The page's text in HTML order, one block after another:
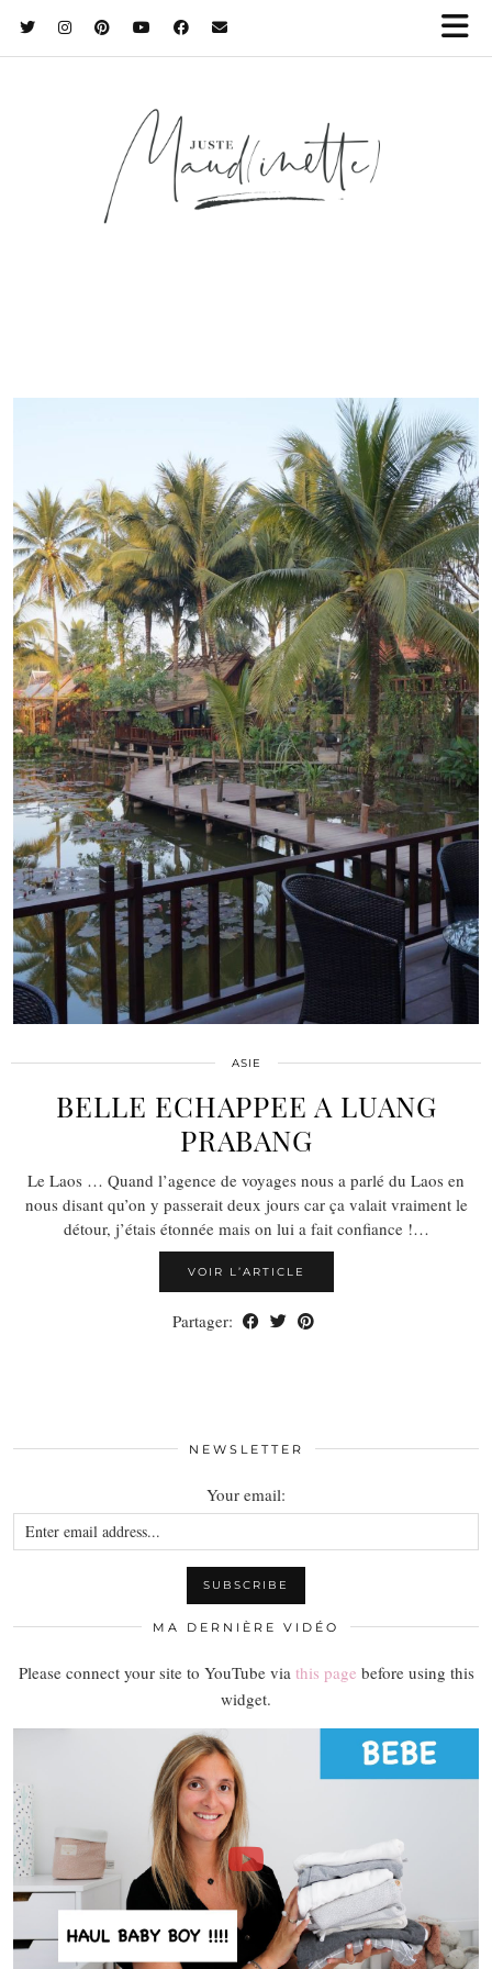
ASIE
BELLE ECHAPPEE A LUANG
PRABANG
Le Laos … Quand l’agence de voyages nous a parlé du Laos en
nous disant qu’on y passerait deux jours car ça valait vraiment le
détour, j’étais étonnée mais on lui a fait confiance !…
VOIR L’ARTICLE
Partager:
NEWSLETTER
Your email:
MA DERNIÈRE VIDÉO
Please connect your site to YouTube via this page before using this
widget.